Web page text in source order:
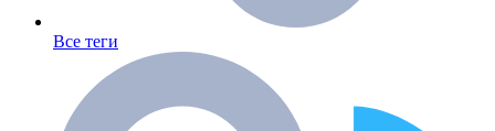
Все теги